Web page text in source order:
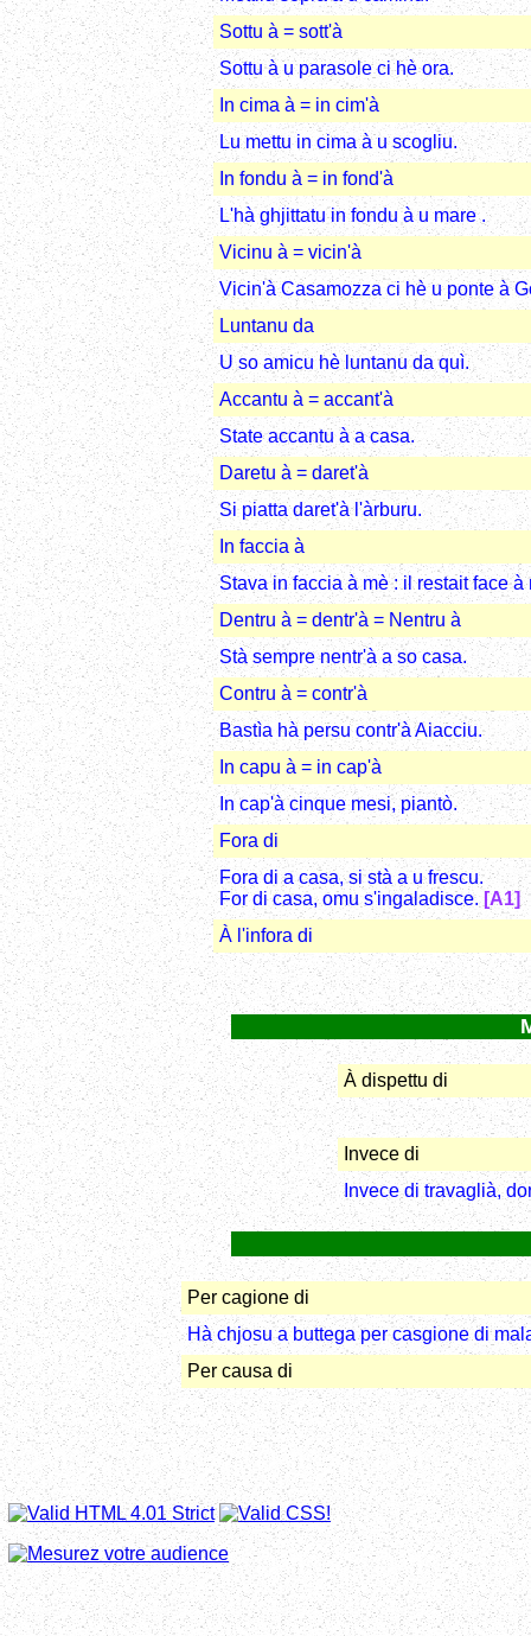
Sottu à = sott'à
Sottu à u parasole ci hè ora.
In cima à = in cim'à
Lu mettu in cima à u scogliu.
In fondu à = in fond'à
L'hà ghjittatu in fondu à u mare .
Vicinu à = vicin'à
Vicin'à Casamozza ci hè u ponte à
Luntanu da
U so amicu hè luntanu da quì.
Accantu à = accant'à
State accantu à a casa.
Daretu à = daret'à
Si piatta daret'à l'àrburu.
In faccia à
Stava in faccia à mè : il restait face à
Dentru à = dentr'à = Nentru à
Stà sempre nentr'à a so casa.
Contru à = contr'à
Bastìa hà persu contr'à Aiacciu.
In capu à = in cap'à
In cap'à cinque mesi, piantò.
Fora di
Fora di a casa, si stà a u frescu.
For di casa, omu s'ingaladisce. [A1]
À l'infora di
À dispettu di
Invece di
Invece di travaglià,
Per cagione di
Hà chjosu a buttega per casgione di
Per causa di